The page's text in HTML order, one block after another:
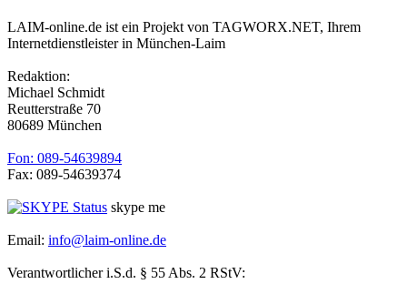
LAIM-online.de ist ein Projekt von TAGWORX.NET, Ihrem
Internetdienstleister in München-Laim
Redaktion:
Michael Schmidt
Reutterstraße 70
80689 München
Fon: 089-54639894
Fax: 089-54639374
skype me
Email: info@laim-online.de
Verantwortlicher i.S.d. § 55 Abs. 2 RStV: